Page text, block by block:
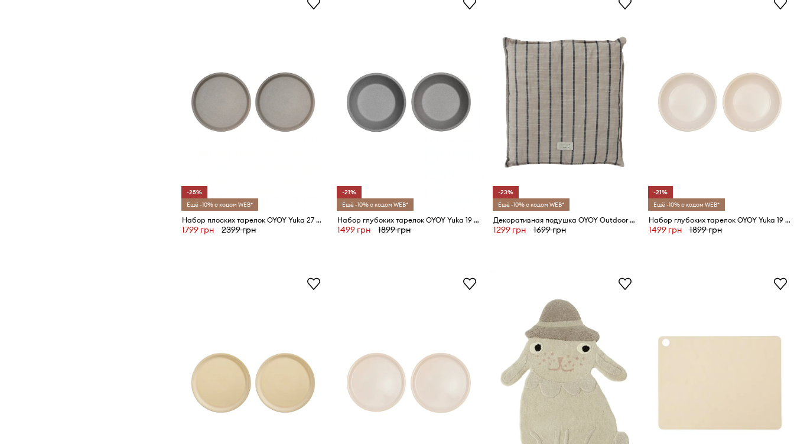
-25%
Ещё -10% с кодом WEB*
Набор плоских тарелок OYOY Yuka 27 cm 2 шт
1799 грн 2399 грн
-21%
Ещё -10% с кодом WEB*
Набор глубоких тарелок OYOY Yuka 19 cm 2 шт
1499 грн 1899 грн
-23%
Ещё -10% с кодом WEB*
Декоративная подушка OYOY Outdoor Kyoto 42 x 42 x 8,5 cm
1299 грн 1699 грн
-21%
Ещё -10% с кодом WEB*
Набор глубоких тарелок OYOY Yuka 19 cm 2 шт
1499 грн 1899 грн